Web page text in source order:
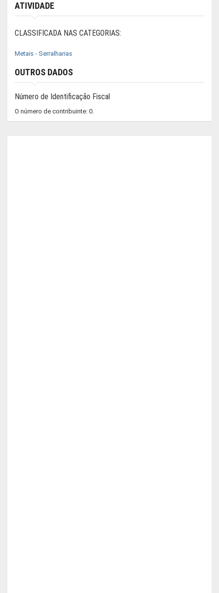
ATIVIDADE
CLASSIFICADA NAS CATEGORIAS:
Metais - Serralharias
OUTROS DADOS
Número de Identificação Fiscal
O número de contribuinte: 0.